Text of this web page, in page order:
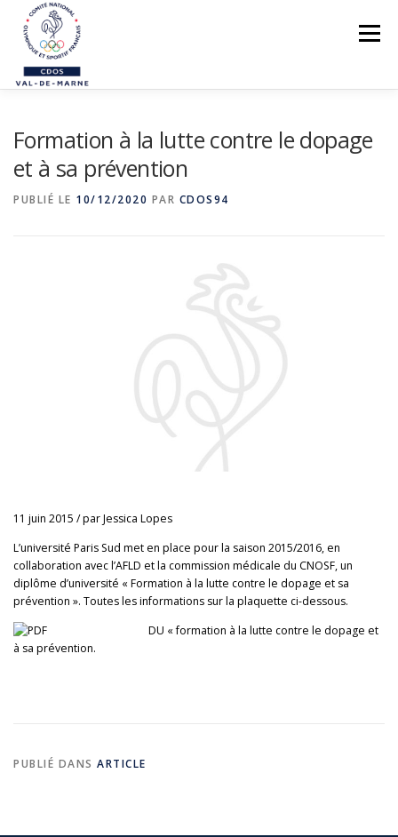
contenu
Menu
NOS ACTIONS
PREVENTION DES VIOLENCES
LE RÉSEAU SPORTIF 94
Formation à la lutte contre le dopage
et à sa prévention
PUBLIÉ LE 10/12/2020 PAR CDOS94
11 juin 2015 /parJessica Lopes
L’université Paris Sud met en place pour la saison 2015/2016, en
collaboration avec l’AFLD et la commission médicale du CNOSF, un
diplôme d’université « Formation à la lutte contre le dopage et sa
prévention ». Toutes les informations sur la plaquette ci-dessous.
DU « formation à la lutte contre le dopage et
à sa prévention.
PUBLIÉ DANS ARTICLE